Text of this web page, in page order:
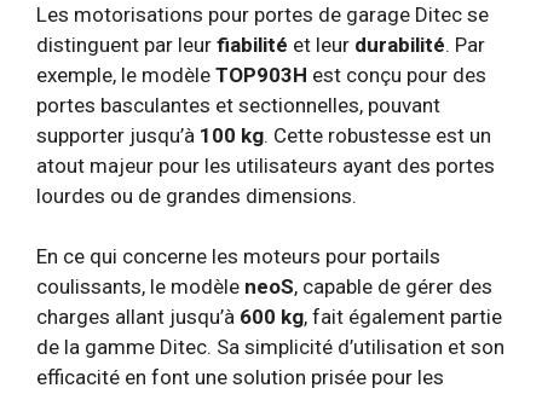
Les motorisations pour portes de garage Ditec se
distinguent par leur fiabilité et leur durabilité. Par
exemple, le modèle TOP903H est conçu pour des
portes basculantes et sectionnelles, pouvant
supporter jusqu’à 100 kg. Cette robustesse est un
atout majeur pour les utilisateurs ayant des portes
lourdes ou de grandes dimensions.
En ce qui concerne les moteurs pour portails
coulissants, le modèle neoS, capable de gérer des
charges allant jusqu’à 600 kg, fait également partie
de la gamme Ditec. Sa simplicité d’utilisation et son
efficacité en font une solution prisée pour les